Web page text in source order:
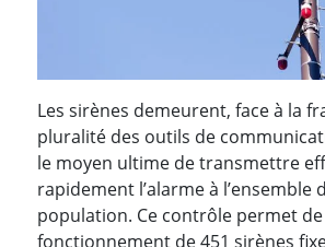
Les sirènes demeurent, face à la
pluralité des outils de
le moyen ultime de transmettre
rapidement l’alarme à l’ensemble
population. Ce contrôle permet
fonctionnement de 451 sirènes